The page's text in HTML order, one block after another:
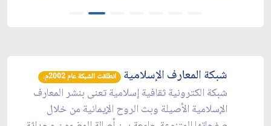
شبكة المعارف الإسلامية انطلقت الشبكة عام 2002م.
شبكة الكترونية ثقافية إسلامية تعنى بنشر المعارف
الإسلامية الأصيلة وبث الروح الإيمانية من خلال